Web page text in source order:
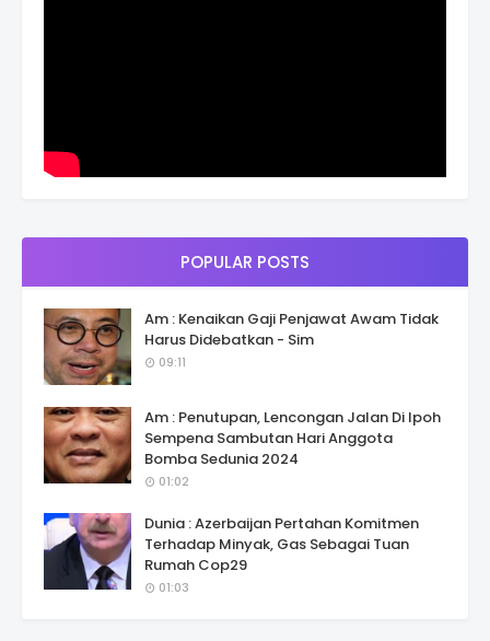
POPULAR POSTS
Am : Kenaikan Gaji Penjawat Awam Tidak
Harus Didebatkan - Sim
09:11
Am : Penutupan, Lencongan Jalan Di Ipoh
Sempena Sambutan Hari Anggota
Bomba Sedunia 2024
01:02
Dunia : Azerbaijan Pertahan Komitmen
Terhadap Minyak, Gas Sebagai Tuan
Rumah Cop29
01:03